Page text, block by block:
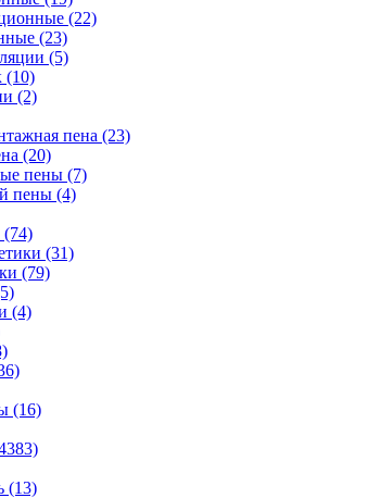
(22)
(23)
(5)
(10)
(2)
пена (23)
(20)
пены (7)
пены (4)
(74)
(31)
(79)
(4)
(16)
(13)